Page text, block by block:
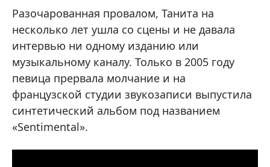
Разочарованная провалом, Танита на
несколько лет ушла со сцены и не давала
интервью ни одному изданию или
музыкальному каналу. Только в 2005 году
певица прервала молчание и на
французской студии звукозаписи выпустила
синтетический альбом под названием
«Sentimental».